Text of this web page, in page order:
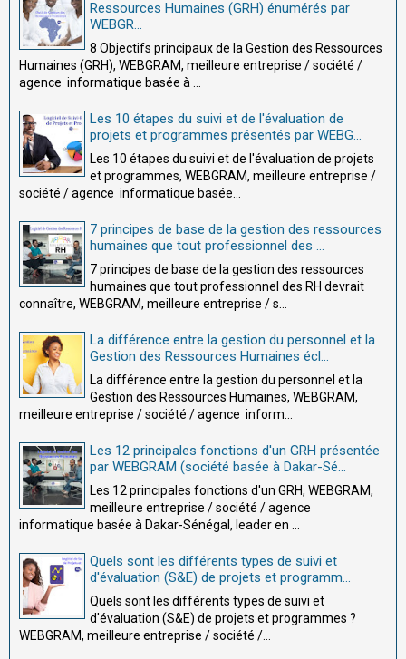
Ressources Humaines (GRH) énumérés par
WEBGR...
8 Objectifs principaux de la Gestion des Ressources
Humaines (GRH), WEBGRAM, meilleure entreprise / société /
agence informatique basée à ...
Les 10 étapes du suivi et de l'évaluation de
projets et programmes présentés par WEBG...
Les 10 étapes du suivi et de l'évaluation de projets
et programmes, WEBGRAM, meilleure entreprise /
société / agence informatique basée...
7 principes de base de la gestion des ressources
humaines que tout professionnel des ...
7 principes de base de la gestion des ressources
humaines que tout professionnel des RH devrait
connaître, WEBGRAM, meilleure entreprise / s...
La différence entre la gestion du personnel et la
Gestion des Ressources Humaines écl...
La différence entre la gestion du personnel et la
Gestion des Ressources Humaines, WEBGRAM,
meilleure entreprise / société / agence inform...
Les 12 principales fonctions d'un GRH présentée
par WEBGRAM (société basée à Dakar-Sé...
Les 12 principales fonctions d'un GRH, WEBGRAM,
meilleure entreprise / société / agence
informatique basée à Dakar-Sénégal, leader en ...
Quels sont les différents types de suivi et
d'évaluation (S&E) de projets et programm...
Quels sont les différents types de suivi et
d'évaluation (S&E) de projets et programmes ?
WEBGRAM, meilleure entreprise / société /...